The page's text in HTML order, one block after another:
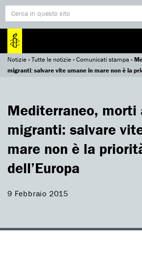
Notizie»Tutte le notizie»Comunicati stampa »
migranti: salvare vite umane in mare non è la
Mediterraneo,
migranti: salvare
mare non è la
dell’Europa
9 Febbraio 2015